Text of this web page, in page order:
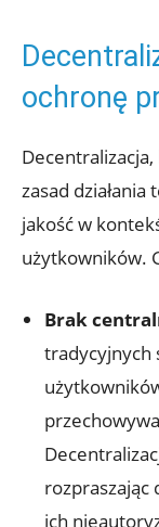
ochronę
zasad
jakość w
użytkowników.
Brak
⁤tradycyjnych
rozpraszając
‍ich